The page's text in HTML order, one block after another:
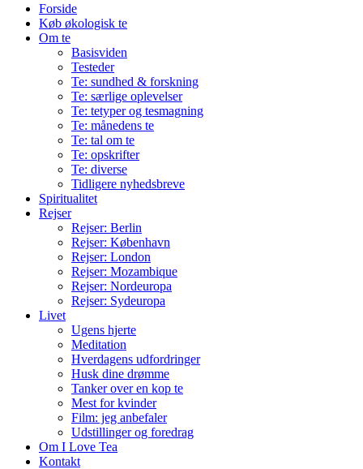
Forside
Køb økologisk te
Om te
Basisviden
Testeder
Te: sundhed & forskning
Te: særlige oplevelser
Te: tetyper og tesmagning
Te: månedens te
Te: tal om te
Te: opskrifter
Te: diverse
Tidligere nyhedsbreve
Spiritualitet
Rejser
Rejser: Berlin
Rejser: København
Rejser: London
Rejser: Mozambique
Rejser: Nordeuropa
Rejser: Sydeuropa
Livet
Ugens hjerte
Meditation
Hverdagens udfordringer
Husk dine drømme
Tanker over en kop te
Mest for kvinder
Film: jeg anbefaler
Udstillinger og foredrag
Om I Love Tea
Kontakt